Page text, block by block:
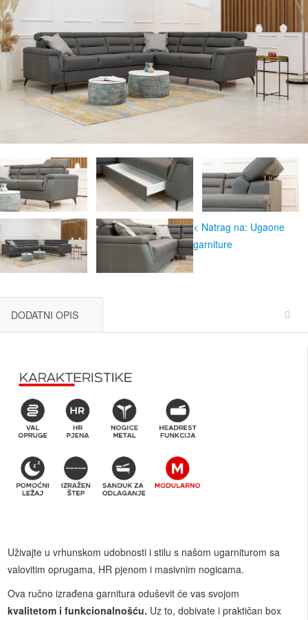
< Natrag na: Ugaone
garniture
DODATNI OPIS
Uživajte u vrhunskom udobnosti i stilu s našom ugarniturom sa
valovitim oprugama, HR pjenom i masivnim nogicama.
Ova ručno izrađena garnitura oduševit će vas svojom
kvalitetom i funkcionalnošću. Uz to, dobivate i praktičan box